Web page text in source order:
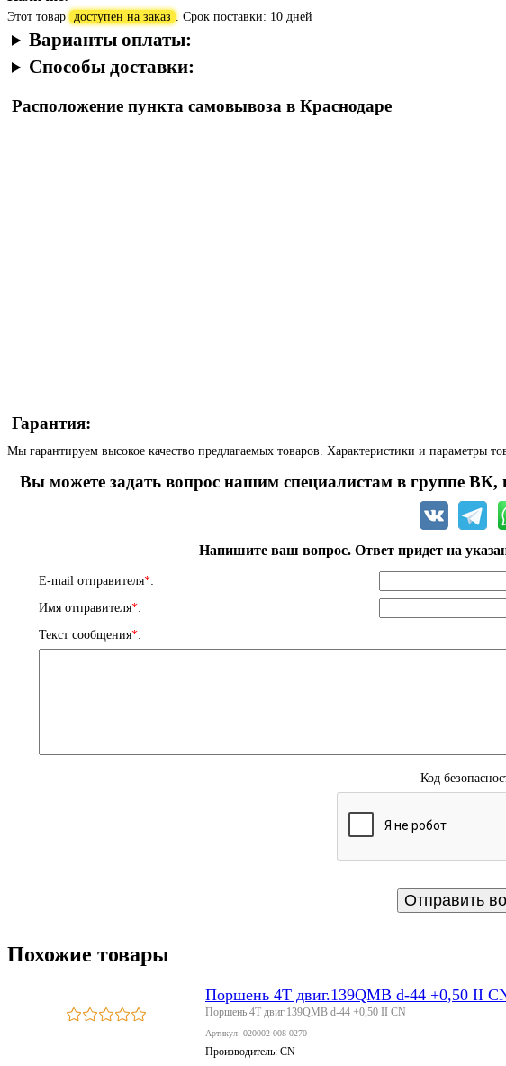
Этот товар доступен на заказ . Срок поставки: 10 дней
Варианты оплаты:
Способы доставки:
Расположение пункта самовывоза в Краснодаре
Гарантия:
Мы гарантируем высокое качество предлагаемых товаров. Характеристики и параметры
Вы можете задать вопрос нашим специалистам в группе
Напишите ваш вопрос. Ответ придет на
E-mail отправителя*:
Имя отправителя*:
Текст сообщения*:
Код
Похожие товары
Поршень 4T двиг.139QMB d-44 +0,50 II
Поршень 4T двиг.139QMB d-44 +0,50 II CN
Артикул: 020002-008-0270
Производитель: CN